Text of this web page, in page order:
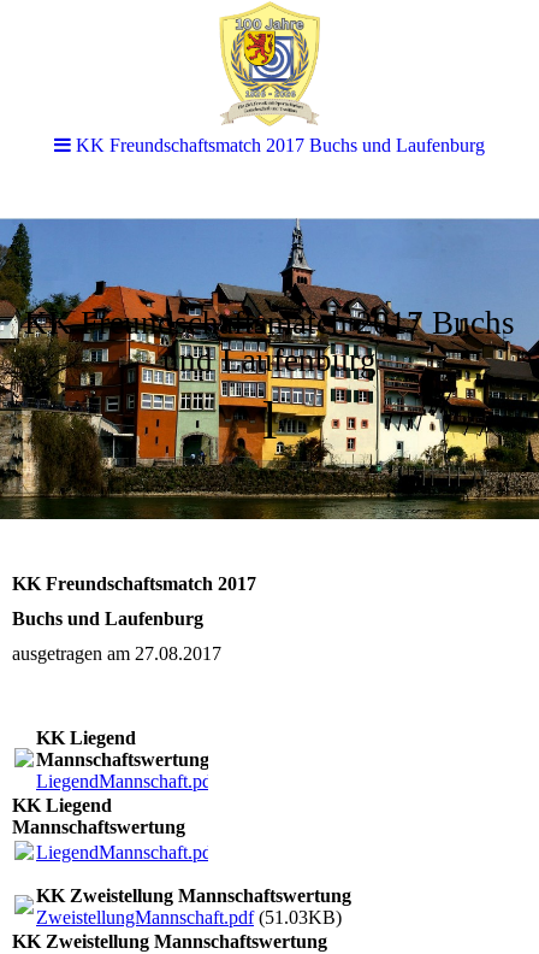
KK Freundschaftsmatch 2017 Buchs
und Laufenburg
l
KK Freundschaftsmatch 2017
Buchs und Laufenburg
ausgetragen am 27.08.2017
KK Liegend
Mannschaftswertung
LiegendMannschaft.pdf
KK Liegend
Mannschaftswertung
LiegendMannschaft.pdf
KK Zweistellung Mannschaftswertung
ZweistellungMannschaft.pdf(51.03KB)
KK Zweistellung Mannschaftswertung
KK Freundschaftsmatch 2017 Buchs und Laufenburg